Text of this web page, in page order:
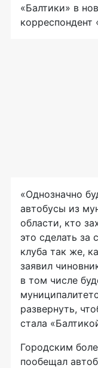
«Балтики» в
корреспондент
«Однозначно
автобусы из
области, кто
это сделать за
клуба так же,
заявил
в том числе
развернуть,
стала «
Городским
пообещал